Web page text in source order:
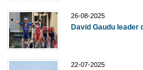
26-08-2025
David Gaudu leader
22-07-2025